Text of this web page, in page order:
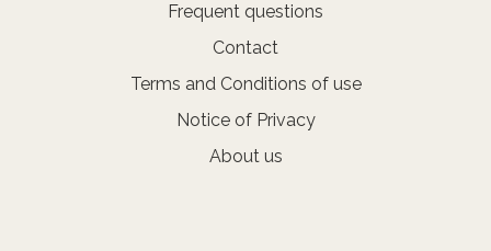
Frequent questions
Contact
Terms and Conditions of use
Notice of Privacy
About us